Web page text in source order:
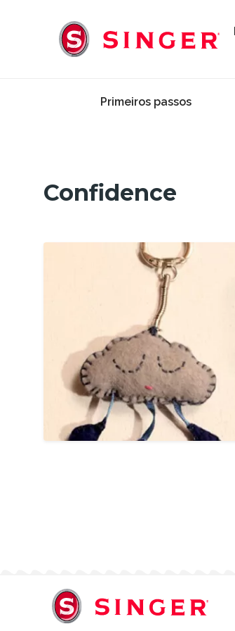
Primeiros passos
Confidence